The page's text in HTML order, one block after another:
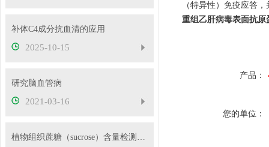
补体C4成分抗血清的应用
2025-10-15
研究脑血管病
2021-03-16
植物组织蔗糖（sucrose）含量检测原理！
（特异性）免疫应答
重组乙肝病毒表面抗原
产品：
您的单位：